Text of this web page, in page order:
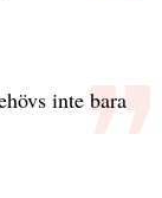
inte bara